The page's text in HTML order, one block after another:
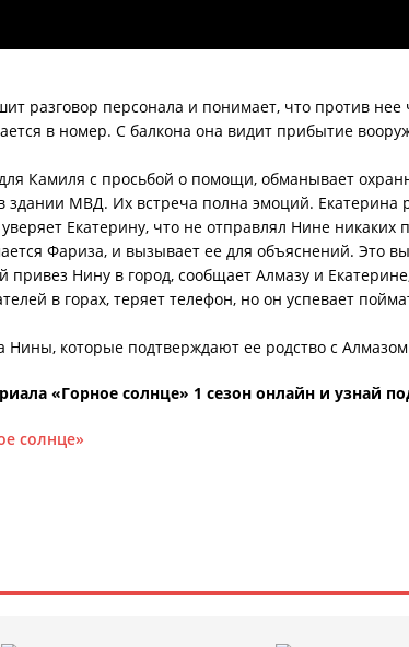
разговор персонала и понимает, что против нее
в номер. С балкона она видит прибытие
Камиля с просьбой о помощи, обманывает
МВД. Их встреча полна эмоций. Екатерина
Екатерину, что не отправлял Нине никаких
Фариза, и вызывает ее для объяснений. Это
привез Нину в город, сообщает Алмазу и
в горах, теряет телефон, но он успевает
Нины, которые подтверждают ее родство с
«Горное солнце» 1 сезон онлайн и узнай
солнце»